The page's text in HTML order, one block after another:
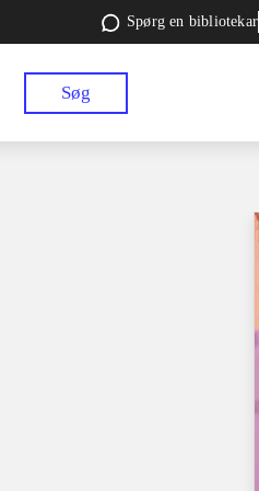
Spørg en bibliotekar
Søg